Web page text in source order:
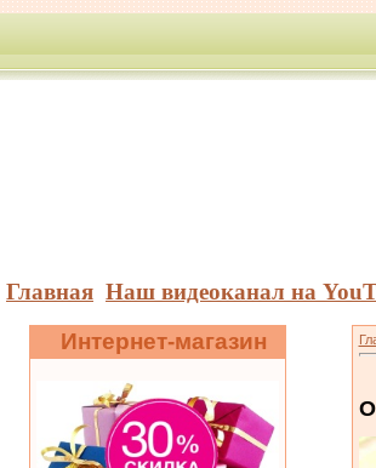
Главная Наш видеоканал на
Интернет-магазин
О